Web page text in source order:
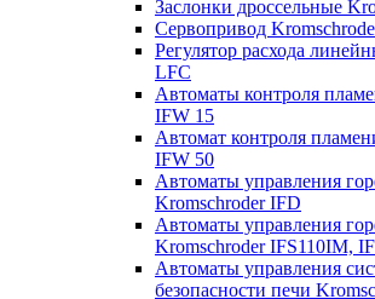
Заслонки дроссельные
Cервопривод
Регулятор расхода
LFC
Автоматы контроля
IFW 15
Автомат контроля
IFW 50
Автоматы управления
Kromschroder IFD
Автоматы управления
Kromschroder IFS110IM,
Автоматы управления
безопасности печи